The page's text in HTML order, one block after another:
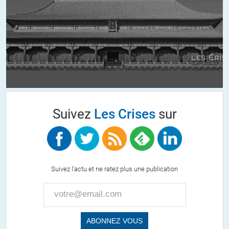
une prédestination)
Macronisme et tout ce qui gravite autour coche les 3 cases,
donc aucun doute intellectuellement sur l’appartenance à
l’extrême droite.
2 Le RN a des courants racistes et des liens dans l’appareil en
haut avec la sphère aisée et financière, mais ce qui le caractérise
Traduction, la galaxie Macron est plus radicalisé à droite du RN
3 L’absence de limite et la déshumanisation globale sont 2
4 L’organisation du pillage et la haute trahison sont 2 autres
caractéristiques de la galaxie Macron. Ce qu’on nomme parti de
lavalisme.
conduit durant l’occupation (et avant à l’exemple de Flandin,
tous les bords politiques vers l’extrême droite et la trahison
tandis que ceux qui résistaient allaient vers la gauche, y compris
Suivez Les Crisessur
Suivez l'actu et ne ratez plus une publication